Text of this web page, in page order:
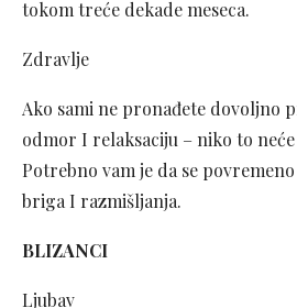
tokom treće dekade meseca.
Zdravlje
Ako sami ne pronađete dovoljno
odmor I relaksaciju – niko to
Potrebno vam je da se
briga I razmišljanja.
BLIZANCI
Ljubav